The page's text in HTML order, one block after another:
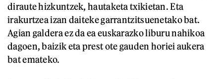
diraute hizkuntzek, hautaketa txikietan. Eta
irakurtzea izan daiteke garrantzitsuenetako bat.
Agian galdera ez da ea euskarazko liburu nahikoa
dagoen, baizik eta prest ote gauden horiei aukera
bat emateko.